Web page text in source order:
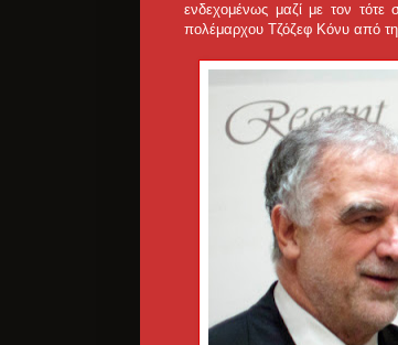
ενδεχομένως μαζί με τον
πολέμαρχου Τζόζεφ Κόνυ από